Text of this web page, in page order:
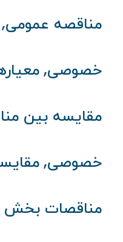
مناقصه عمومی,
خصوصی,
مقایسه بین
خصوصی,
مناقصات